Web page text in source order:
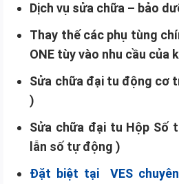
Dịch vụ sửa chữa – bảo
Thay thế các phụ tùng
ONE tùy vào nhu cầu của
Sửa chữa đại tu động cơ
)
Sửa chữa đại tu Hộp Số
lẫn số tự động )
Đặt biệt tại VES